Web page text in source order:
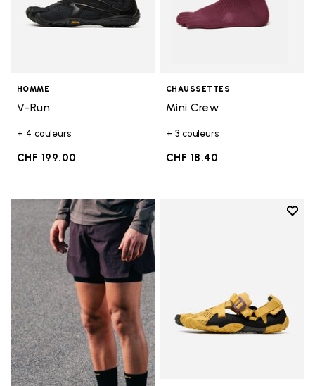
HOMME
V-Run
+ 4 couleurs
CHF 199.00
CHAUSSETTES
Mini Crew
+ 3 couleurs
CHF 18.40
Add